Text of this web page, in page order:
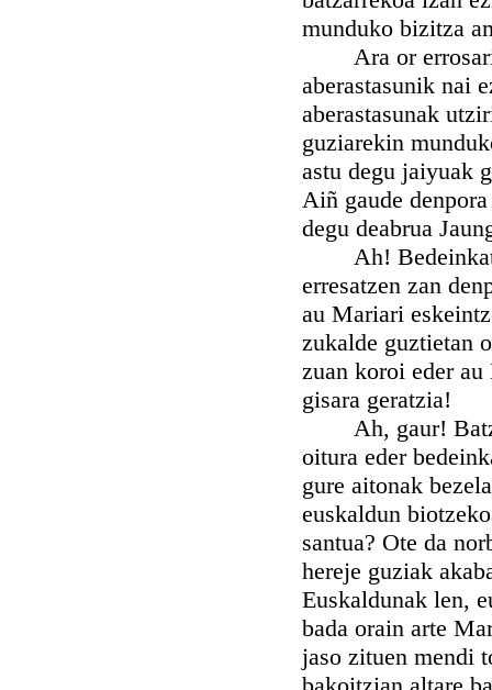
munduko bizitza
Ara or
aberastasunik nai
aberastasunak
guziarekin
astu degu jaiyuak
Aiñ gaude
degu deabrua
Ah!
erresatzen zan
au Mariari
zukalde guztietan
zuan koroi eder
gisara geratzia!
Ah, gaur!
oitura eder
gure aitonak
euskaldun
santua? Ote da
hereje guziak
Euskaldunak len,
bada orain arte
jaso zituen mendi